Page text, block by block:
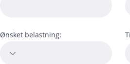
Ønsket belastning: